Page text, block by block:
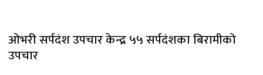
ओभरी सर्पदंश उपचार केन्द्र ५५ सर्पदंशका बिरामीको
उपचार